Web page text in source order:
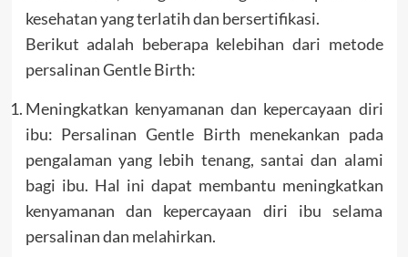
kesehatan yang terlatih dan bersertifikasi.
Berikut adalah beberapa kelebihan dari metode
persalinan Gentle Birth:
Meningkatkan kenyamanan dan kepercayaan diri
ibu: Persalinan Gentle Birth menekankan pada
pengalaman yang lebih tenang, santai dan alami
bagi ibu. Hal ini dapat membantu meningkatkan
kenyamanan dan kepercayaan diri ibu selama
persalinan dan melahirkan.